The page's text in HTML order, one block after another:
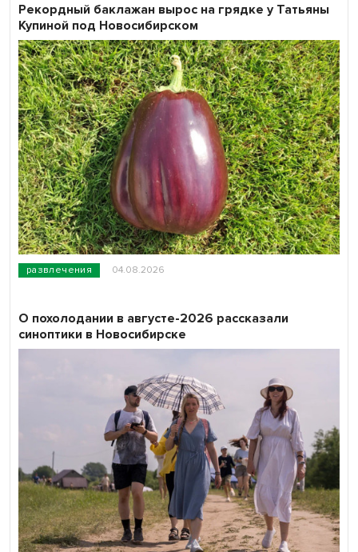
развлечения 04.08.2026
Рекордный баклажан вырос на грядке у Татьяны
Купиной под Новосибирском
О похолодании в августе-2026 рассказали
синоптики в Новосибирске